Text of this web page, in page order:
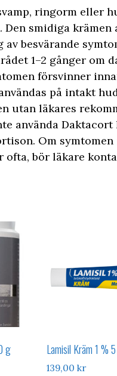
ringorm eller
smidiga krämen
besvärande
1–2 gånger om
försvinner
på intakt
utan läkares
använda Daktacort
Om
bör läkare
g Lamisil Kräm 1 %
139,00 kr